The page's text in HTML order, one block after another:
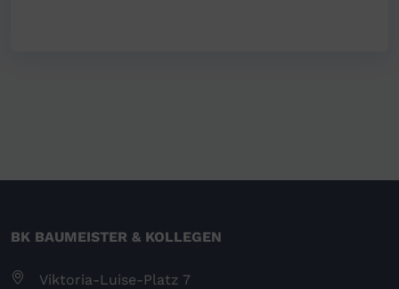
BK BAUMEISTER & KOLLEGEN
Viktoria-Luise-Platz 7